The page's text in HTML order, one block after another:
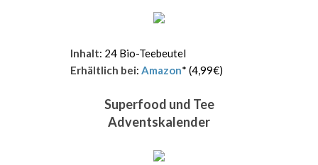
Inhalt: 24 Bio-Teebeutel
Erhältlich bei: Amazon* (4,99€)
Superfood und Tee
Adventskalender